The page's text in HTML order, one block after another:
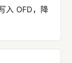
入 OFD，降